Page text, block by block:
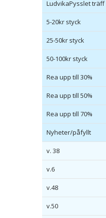
LudvikaPysslet träff
5-20kr styck
25-50kr styck
50-100kr styck
Rea upp till 30%
Rea upp till 50%
Rea upp till 70%
Nyheter/påfyllt
v. 38
v.6
v.48
v.50